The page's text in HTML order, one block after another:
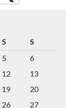
S S
5
6
12
13
19
20
26
27